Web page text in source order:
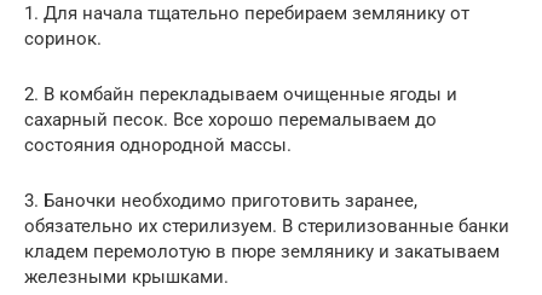
1. Для начала тщательно перебираем землянику от
соринок.
2. В комбайн перекладываем очищенные ягоды и
сахарный песок. Все хорошо перемалываем до
состояния однородной массы.
3. Баночки необходимо приготовить заранее,
обязательно их стерилизуем. В стерилизованные банки
кладем перемолотую в пюре землянику и закатываем
железными крышками.